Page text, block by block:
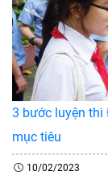
3 bước luyện
mục tiêu
10/02/2023